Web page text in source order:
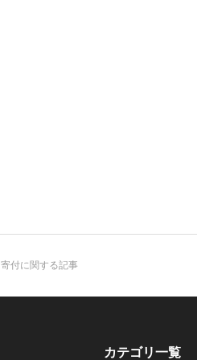
寄付に関する記事
カテゴリ一覧